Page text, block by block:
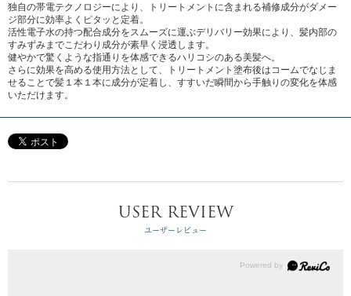
独自の帯電テクノロジーにより、トリートメントに含まれる補修成分がダメー
ジ部分に効率よくピタッと定着。
活性電子水の持つ配合成分をスムーズに運ぶデリバリー効果により、髪内部の
すみずみまでこだわり成分が素早く浸透します。
健やかで驚くような指通りを体感できるハリコシのある美髪へ。
さらに効果を高める使用方法として、トリートメント塗布後はコームでなじま
せることで髪１本１本に成分が定着し、すすいだ瞬間から手触りの変化を体感
いただけます。
USER REVIEW
ユーザーレビュー